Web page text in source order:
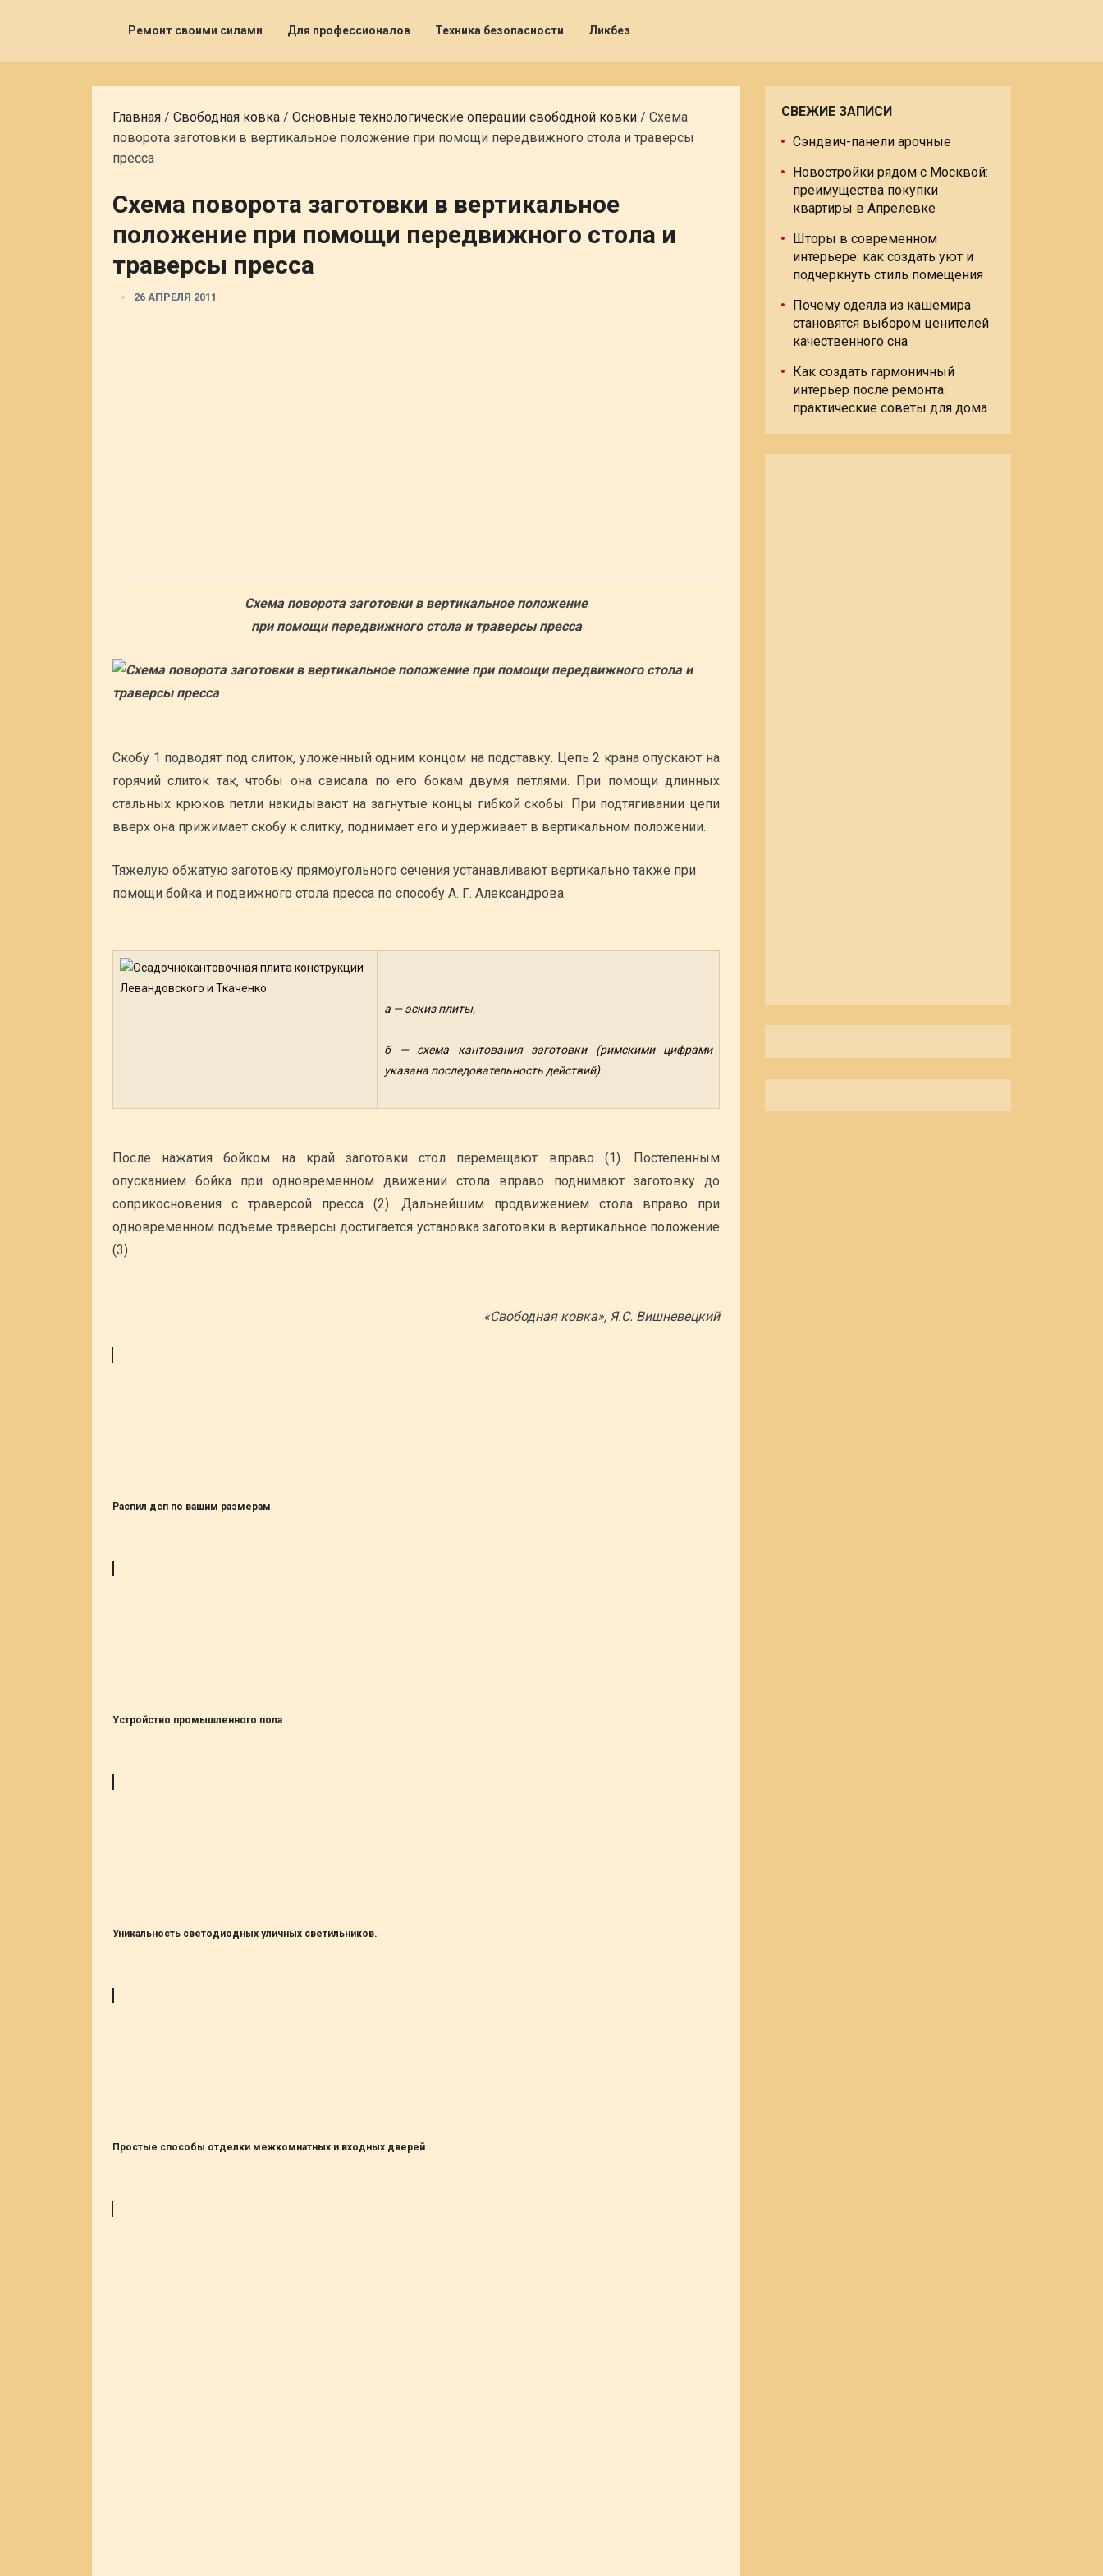
Ремонт своими силами Для профессионалов Техника безопасности Ликбез
Главная / Свободная ковка / Основные технологические операции свободной ковки / Схема
поворота заготовки в вертикальное положение при помощи передвижного стола и траверсы
пресса
Схема поворота заготовки в вертикальное
положение при помощи передвижного стола и
траверсы пресса
26 АПРЕЛЯ 2011
Схема поворота заготовки в вертикальное положение
при помощи передвижного стола и траверсы пресса
Скобу 1 подводят под слиток, уложенный одним концом на подставку. Цепь 2 крана опускают на
горячий слиток так, чтобы она свисала по его бокам двумя петлями. При помощи длинных
стальных крюков петли накидывают на загнутые концы гибкой скобы. При подтягивании цепи
вверх она прижимает скобу к слитку, поднимает его и удерживает в вертикальном положении.
Тяжелую обжатую заготовку прямоугольного сечения устанавливают вертикально также при
помощи бойка и подвижного стола пресса по способу А. Г. Александрова.
а — эскиз плиты,
б — схема кантования заготовки (римскими цифрами
указана последовательность действий).
После нажатия бойком на край заготовки стол перемещают вправо (1). Постепенным
опусканием бойка при одновременном движении стола вправо поднимают заготовку до
соприкосновения с траверсой пресса (2). Дальнейшим продвижением стола вправо при
одновременном подъеме траверсы достигается установка заготовки в вертикальное положение
(3).
«Свободная ковка», Я.С. Вишневецкий
Распил дсп по вашим размерам
Устройство промышленного пола
Уникальность светодиодных уличных светильников.
Простые способы отделки межкомнатных и входных дверей
СВЕЖИЕ ЗАПИСИ
Сэндвич-панели арочные
Новостройки рядом с Москвой:
преимущества покупки
квартиры в Апрелевке
Шторы в современном
интерьере: как создать уют и
подчеркнуть стиль помещения
Почему одеяла из кашемира
становятся выбором ценителей
качественного сна
Как создать гармоничный
интерьер после ремонта:
практические советы для дома